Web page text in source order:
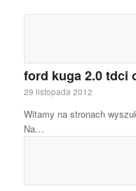
ford kuga 2.0 tdci
29 listopada 2012
Witamy na stronach
Na…